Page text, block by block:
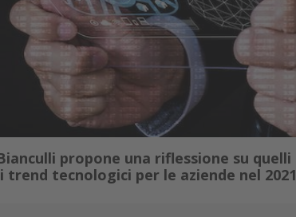
propone una riflessione su quelli
tecnologici per le aziende nel 2021